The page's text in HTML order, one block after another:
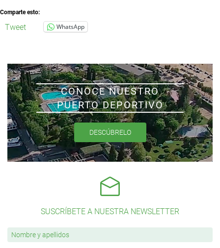
Comparte esto:
Tweet WhatsApp
CONOCE NUESTRO
PUERTO DEPORTIVO
DESCÚBRELO
SUSCRÍBETE A NUESTRA NEWSLETTER